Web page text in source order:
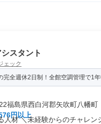
スタント
ェック
完全週休2日制！全館空調管理で1年
福島県西白河郡矢吹町八幡町
円以上
人材 ＼未経験からのチャレン